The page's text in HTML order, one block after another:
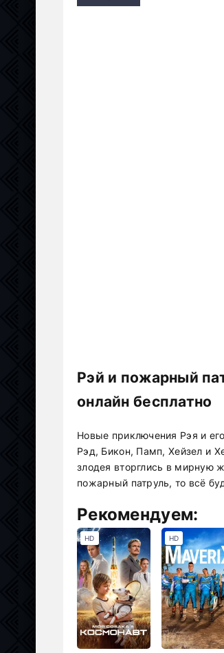
Рэй и пожарный
онлайн бесплатно
Новые приключения Рэя и
Рэд, Бикон, Памп, Хейзел и
злодея вторглись в мирную
пожарный патруль, то всё
Рекомендуем:
HD HD